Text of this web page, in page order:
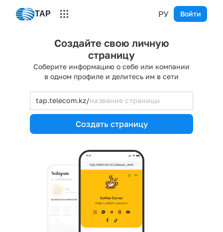
TAP РУ Войти
Создайте свою личную
страницу
Соберите информацию о себе или компании
в одном профиле и делитесь им в сети
tap.telecom.kz/
Создать страницу
tap.telecom.kz/ваше_имя